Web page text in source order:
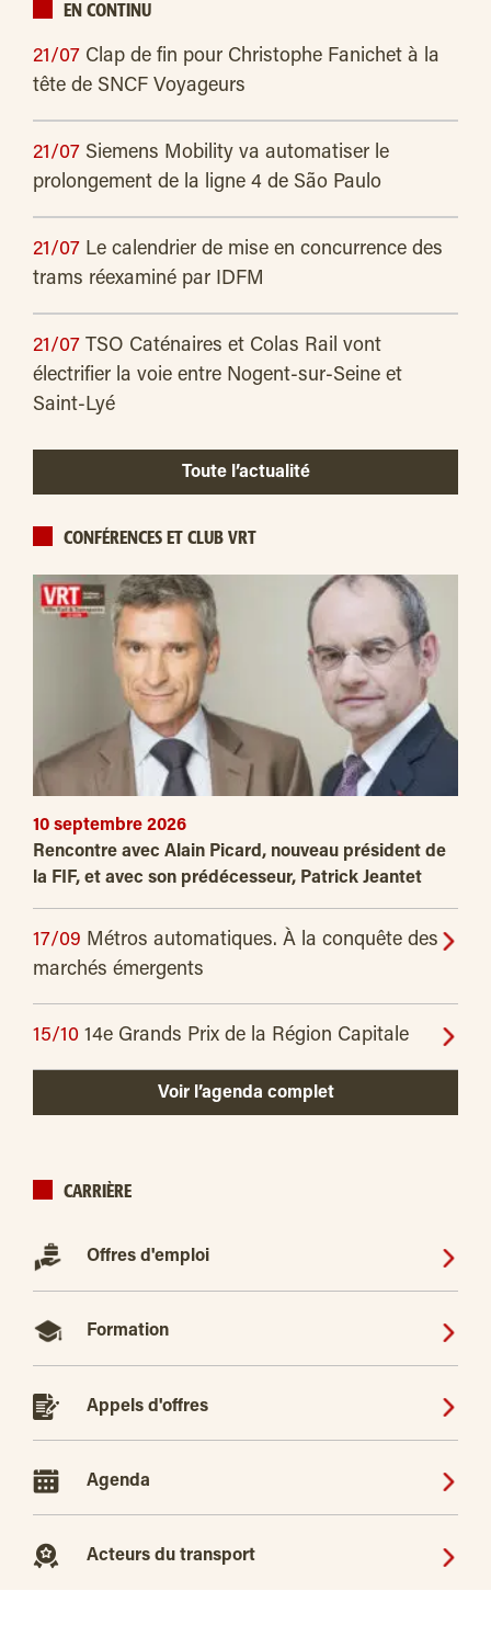
EN CONTINU
21/07 Clap de fin pour Christophe Fanichet à la
tête de SNCF Voyageurs
21/07 Siemens Mobility va automatiser le
prolongement de la ligne 4 de São Paulo
21/07 Le calendrier de mise en concurrence des
trams réexaminé par IDFM
21/07 TSO Caténaires et Colas Rail vont
électrifier la voie entre Nogent-sur-Seine et
Saint-Lyé
Toute l’actualité
CONFÉRENCES ET CLUB VRT
10 septembre 2026
Rencontre avec Alain Picard, nouveau président de
la FIF, et avec son prédécesseur, Patrick Jeantet
17/09 Métros automatiques. À la conquête des
marchés émergents
15/10 14e Grands Prix de la Région Capitale
Voir l’agenda complet
CARRIÈRE
Offres d'emploi
Formation
Appels d'offres
Agenda
Acteurs du transport